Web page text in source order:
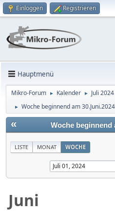
Einloggen Registrieren
Hauptmenü
Mikro-Forum ► Kalender ► Juli 2024
► Woche beginnend am 30.Juni.2024
« Woche beginnend
LISTE MONAT WOCHE
Juni